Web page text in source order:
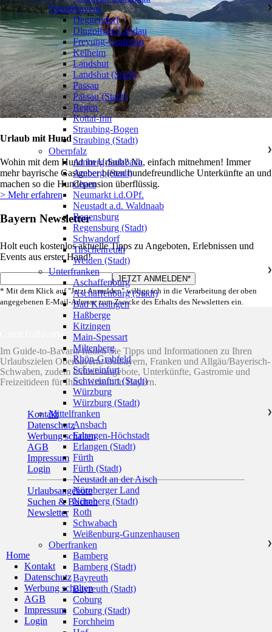
Urlaub mit Hund
Wohin mit dem Hund im Urlaub? Na, einfach mitnehmen! Immer
mehr bayrische Gastgeber bieten hundefreundliche Unterkünfte an und
machen so die Hundepension überflüssig.
> Mehr erfahren
Bayern Newsletter
Holt euch kostenlos aktuelle Tipps zu Angeboten, Erlebnissen und
Events aus erster Hand!
* Mit dem Klick auf "Jetzt Anmelden" willige ich in die Verarbeitung der oben
angegebenen E-Mail-Adresse zum Zwecke des Erhalts des Newsletters ein.
GuideToBavaria
Im Guide-to-Bavaria finden Sie Tipps und Informationen zu Ihren
Urlaubszielen Oberbayern, Ostbayern, Franken und Allgäu/Bayerisch-
Schwaben, zudem Urlaubsangebote, Unterkünfte, Gastromie und
Freizeitideen für Ihren Urlaub in Bayern.
Kontakt
Datenschutz
Werbung schalten
AGB
Impressum
Login
Urlaubsangebote
Suchen & Buchen
Newsletter
Home
Kontakt
Datenschutz
Werbung schalten
AGB
Impressum
Login
Niederbayern
❯
Deggendorf
Dingolfing-Landau
Freyung-Grafenau
Kelheim
Landshut
Landshut (Stadt)
Passau
Passau (Stadt)
Regen
Rottal-Inn
Straubing-Bogen
Straubing (Stadt)
Oberpfalz
❯
Amberg-Sulzbach
Amberg (Stadt)
Cham
Neumarkt i.d.OPf.
Neustadt a.d. Waldnaab
Regensburg
Regensburg (Stadt)
Schwandorf
Tirschenreuth
Weiden (Stadt)
Unterfranken
❯
Aschaffenburg
Aschaffenburg (Stadt)
Bad Kissingen
Haßberge
Kitzingen
Main-Spessart
Miltenberg
Rhön-Grabfeld
Schweinfurt
Schweinfurt (Stadt)
Würzburg
Würzburg (Stadt)
Mittelfranken
❯
Ansbach
Erlangen-Höchstadt
Erlangen (Stadt)
Fürth
Fürth (Stadt)
Neustadt an der Aisch
Nürnberger Land
Nürnberg (Stadt)
Roth
Schwabach
Weißenburg-Gunzenhausen
Oberfranken
❯
Bamberg
Bamberg (Stadt)
Bayreuth
Bayreuth (Stadt)
Coburg
Coburg (Stadt)
Forchheim